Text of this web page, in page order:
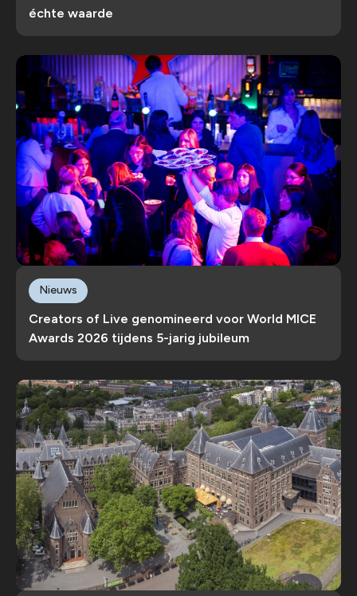
échte waarde
Creators of Live genomineerd voor World MICE
Awards 2026 tijdens 5-jarig jubileum
Nieuws